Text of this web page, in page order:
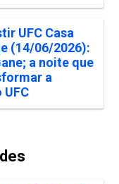
UFC Casa
(14/06/2026):
a noite que
a